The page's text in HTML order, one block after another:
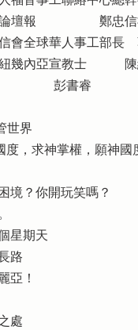
教論壇報 鄭忠信
會全球華人事工部長
紐幾內亞宣教士 陳
書睿
世界
度，求神掌權，願神國
境？你開玩笑嗎？
星期天
路
亞！
處